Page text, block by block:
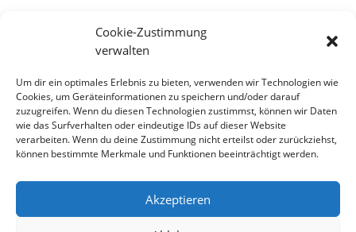
Cookie-Zustimmung
verwalten
Um dir ein optimales Erlebnis zu bieten, verwenden wir Technologien wie
Cookies, um Geräteinformationen zu speichern und/oder darauf
zuzugreifen. Wenn du diesen Technologien zustimmst, können wir Daten
wie das Surfverhalten oder eindeutige IDs auf dieser Website
verarbeiten. Wenn du deine Zustimmung nicht erteilst oder zurückziehst,
können bestimmte Merkmale und Funktionen beeinträchtigt werden.
Akzeptieren
Januar 2023
Categories
Meldungen
Copyright S Tesch Mode Itzehoe Enjoy the little
things! ALLE PREISE VERSTEHEN SICH INKLUSIVE